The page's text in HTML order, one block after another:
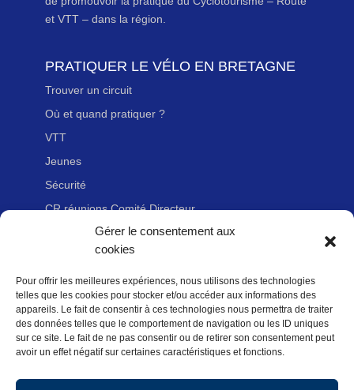
Gérer le consentement aux
cookies
Pour offrir les meilleures expériences, nous utilisons des technologies
telles que les cookies pour stocker et/ou accéder aux informations des
appareils. Le fait de consentir à ces technologies nous permettra de traiter
des données telles que le comportement de navigation ou les ID uniques
sur ce site. Le fait de ne pas consentir ou de retirer son consentement peut
avoir un effet négatif sur certaines caractéristiques et fonctions.
et VTT – dans la région.
PRATIQUER LE VÉLO EN BRETAGNE
Trouver un circuit
Où et quand pratiquer ?
VTT
Jeunes
Sécurité
CR réunions Comité Directeur
Adhérer à la Fédération Française de cyclotourisme
Nous contacter
Newsletter
Mentions légales
Politique des données personnelles